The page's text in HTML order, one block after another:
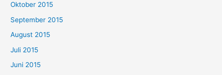
Oktober 2015
September 2015
August 2015
Juli 2015
Juni 2015